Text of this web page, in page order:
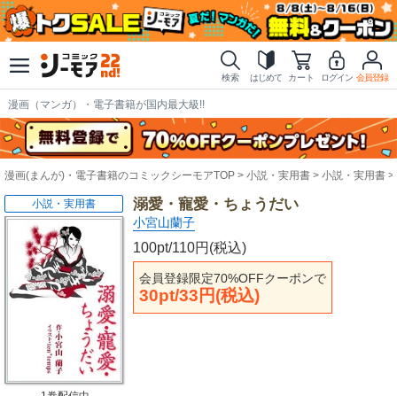
検索 はじめて カート ログイン 会員登録
漫画（マンガ）・電子書籍が国内最大級!!
漫画(まんが)・電子書籍のコミックシーモアTOP 小説・実用書 小説・実用書
溺愛・寵愛・ちょうだい
小宮山蘭子
100pt/110円(税込)
会員登録限定70%OFFクーポンで
30pt/33円(税込)
小説・実用書